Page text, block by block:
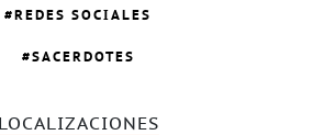
REDES SOCIALES
SACERDOTES
LOCALIZACIONES